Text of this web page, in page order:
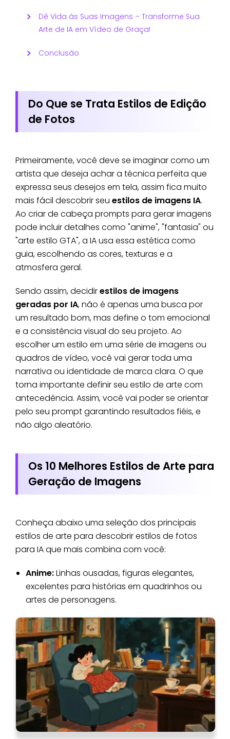
Dê Vida às Suas Imagens – Transforme Sua
Arte de IA em Vídeo de Graça!
Conclusão
Do Que se Trata Estilos de Edição
de Fotos
Primeiramente, você deve se imaginar como um
artista que deseja achar a técnica perfeita que
expressa seus desejos em tela, assim fica muito
mais fácil descobrir seu estilos de imagens IA.
Ao criar de cabeça prompts para gerar imagens
pode incluir detalhes como "anime", "fantasia" ou
"arte estilo GTA", a IA usa essa estética como
guia, escolhendo as cores, texturas e a
atmosfera geral.
Sendo assim, decidirestilos de imagens
geradas por IA, não é apenas uma busca por
um resultado bom, mas define o tom emocional
e a consistência visual do seu projeto. Ao
escolher um estilo em uma série de imagens ou
quadros de vídeo, você vai gerar toda uma
narrativa ou identidade de marca clara. O que
torna importante definir seu estilo de arte com
antecedência. Assim, você vai poder se orientar
pelo seu prompt garantindo resultados fiéis, e
não algo aleatório.
Os 10 Melhores Estilos de Arte para
Geração de Imagens
Conheça abaixo uma seleção dos principais
estilos de arte para descobrir estilos de fotos
para IA que mais combina com você:
Anime:Linhas ousadas, figuras elegantes,
excelentes para histórias em quadrinhos ou
artes de personagens.